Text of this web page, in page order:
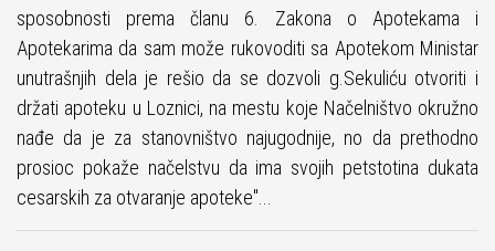
sposobnosti prema članu 6. Zakona o Apotekama i
Apotekarima da sam može rukovoditi sa Apotekom Ministar
unutrašnjih dela je rešio da se dozvoli g.Sekuliću otvoriti i
držati apoteku u Loznici, na mestu koje Načelništvo okružno
nađe da je za stanovništvo najugodnije, no da prethodno
prosioc pokaže načelstvu da ima svojih petstotina dukata
cesarskih za otvaranje apoteke"...